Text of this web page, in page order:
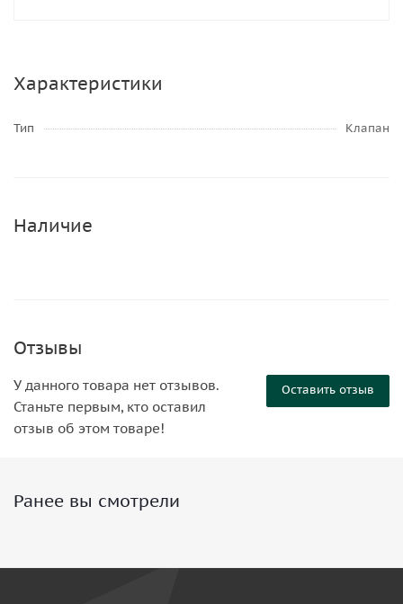
Характеристики
Тип Клапан
Наличие
Отзывы
Оставить отзыв
У данного товара нет отзывов.
Станьте первым, кто оставил
отзыв об этом товаре!
Ранее вы смотрели